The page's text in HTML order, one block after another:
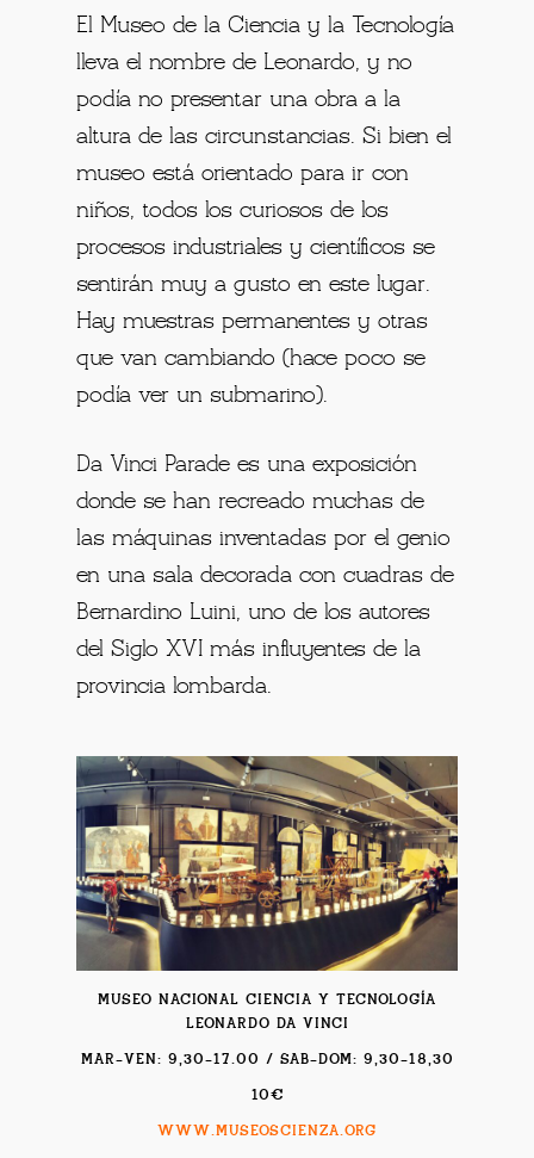
El Museo de la Ciencia y la Tecnología
lleva el nombre de Leonardo, y no
podía no presentar una obra a la
altura de las circunstancias. Si bien el
museo está orientado para ir con
niños, todos los curiosos de los
procesos industriales y científicos se
sentirán muy a gusto en este lugar.
Hay muestras permanentes y otras
que van cambiando (hace poco se
podía ver un submarino).
Da Vinci Parade es una exposición
donde se han recreado muchas de
las máquinas inventadas por el genio
en una sala decorada con cuadras de
Bernardino Luini, uno de los autores
del Siglo XVI más influyentes de la
provincia lombarda.
MUSEO NACIONAL CIENCIA Y TECNOLOGÍA
LEONARDO DA VINCI
MAR-VEN: 9,30-17.00 / SAB-DOM: 9,30-18,30
10€
WWW.MUSEOSCIENZA.ORG